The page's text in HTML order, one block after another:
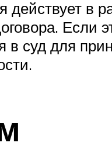
в
Если
в суд для